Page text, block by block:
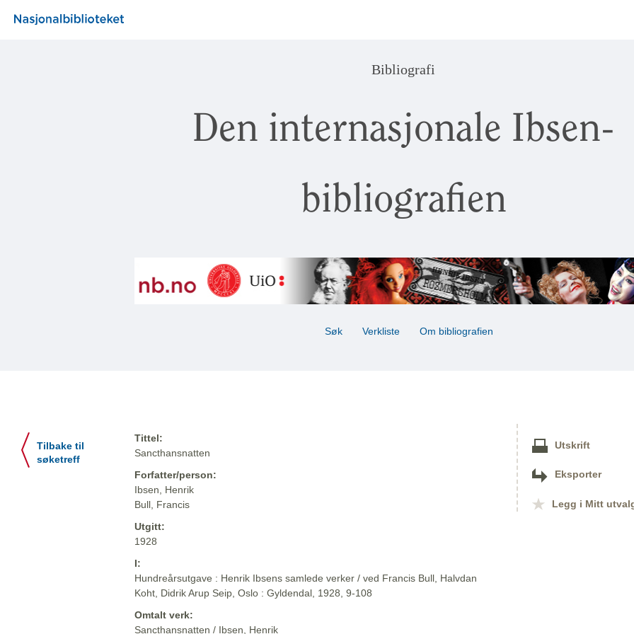
Bibliografi
Den internasjonale Ibsen-
bibliografien
Søk Verkliste Om bibliografien
Tilbake til
søketreff
Tittel:
Sancthansnatten
Forfatter/person:
Ibsen, Henrik
Bull, Francis
Utgitt:
1928
I:
Hundreårsutgave : Henrik Ibsens samlede verker / ved Francis Bull, Halvdan
Koht, Didrik Arup Seip, Oslo : Gyldendal, 1928, 9-108
Omtalt verk:
Sancthansnatten / Ibsen, Henrik
Utskrift
Eksporter
Legg i Mitt